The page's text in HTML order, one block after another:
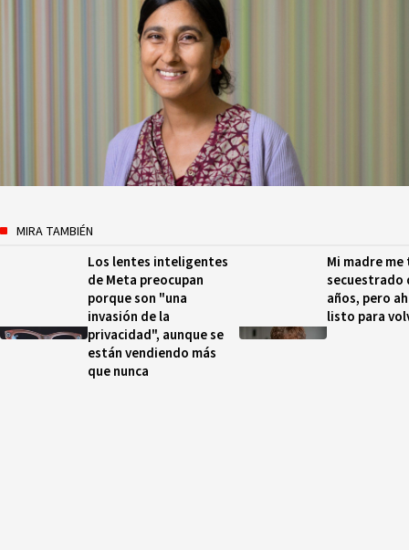
MIRA TAMBIÉN
Los lentes inteligentes
de Meta preocupan
porque son "una
invasión de la
privacidad", aunque se
están vendiendo más
que nunca
Mi madre
secuestrado
años, pero
listo para